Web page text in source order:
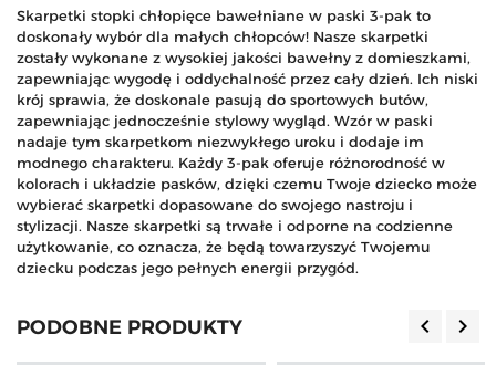
Skarpetki stopki chłopięce bawełniane w paski 3-pak to
doskonały wybór dla małych chłopców! Nasze skarpetki
zostały wykonane z wysokiej jakości bawełny z domieszkami,
zapewniając wygodę i oddychalność przez cały dzień. Ich niski
krój sprawia, że doskonale pasują do sportowych butów,
zapewniając jednocześnie stylowy wygląd. Wzór w paski
nadaje tym skarpetkom niezwykłego uroku i dodaje im
modnego charakteru. Każdy 3-pak oferuje różnorodność w
kolorach i układzie pasków, dzięki czemu Twoje dziecko może
wybierać skarpetki dopasowane do swojego nastroju i
stylizacji. Nasze skarpetki są trwałe i odporne na codzienne
użytkowanie, co oznacza, że będą towarzyszyć Twojemu
dziecku podczas jego pełnych energii przygód.
PODOBNE PRODUKTY keyboard_arrow_left keyboard_arrow_right